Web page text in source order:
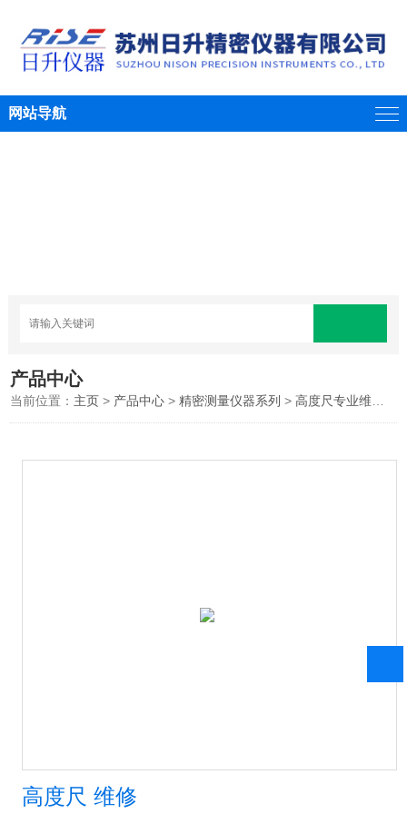
网站导航
产品中心
当前位置： 主页 > 产品中心 >精密测量仪器系列 >高度尺专业维修
高度尺 维修